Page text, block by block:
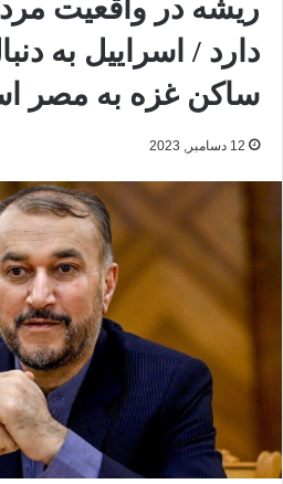
ریشه در واقعیت
دارد / اسراییل به
ساکن غزه به مصر
12 دسامبر, 2023